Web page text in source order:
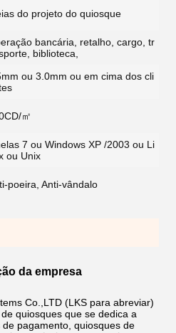
do projeto do quiosque
bancária, retalho, cargo, tr
biblioteca,
ou 3.0mm ou em cima dos cli
㎡
7 ou Windows XP /2003 ou Li
ou Unix
poeira, Anti-vândalo
da empresa
Co.,LTD (LKS para abreviar)
quiosques que se dedica a
pagamento, quiosques de